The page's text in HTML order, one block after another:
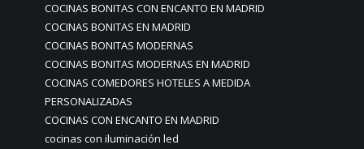
COCINAS BONITAS CON ENCANTO EN MADRID
COCINAS BONITAS EN MADRID
COCINAS BONITAS MODERNAS
COCINAS BONITAS MODERNAS EN MADRID
COCINAS COMEDORES HOTELES A MEDIDA
PERSONALIZADAS
COCINAS CON ENCANTO EN MADRID
cocinas con iluminación led